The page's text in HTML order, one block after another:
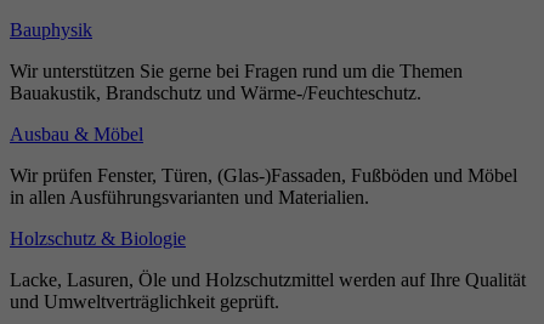
Bauphysik
Wir unterstützen Sie gerne bei Fragen rund um die Themen
Bauakustik, Brandschutz und Wärme-/Feuchteschutz.
Ausbau & Möbel
Wir prüfen Fenster, Türen, (Glas-)Fassaden, Fußböden und Möbel
in allen Ausführungsvarianten und Materialien.
Holzschutz & Biologie
Lacke, Lasuren, Öle und Holzschutzmittel werden auf Ihre Qualität
und Umweltverträglichkeit geprüft.